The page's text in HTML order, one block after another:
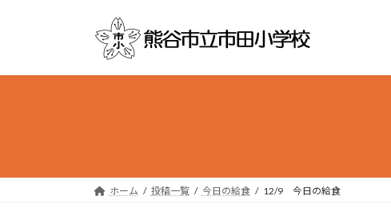
プ
動
ホーム 投稿一覧 今日の給食 12/9 今日の給食